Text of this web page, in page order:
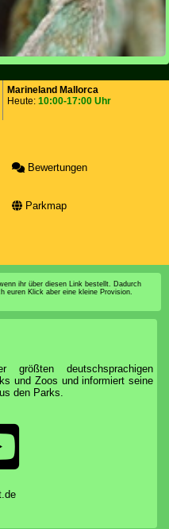
Marineland Mallorca
Heute: 10:00-17:00 Uhr
Bewertungen
Parkmap
ihr über diesen Link bestellt. Dadurch
euren Klick aber eine kleine Provision.
größten deutschsprachigen
und Zoos und informiert seine
den Parks.